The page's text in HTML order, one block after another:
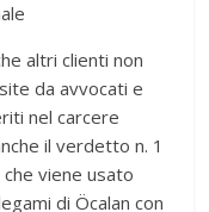
altri clienti non
da avvocati e
nel carcere
il verdetto n. 1
viene usato
di Öcalan con